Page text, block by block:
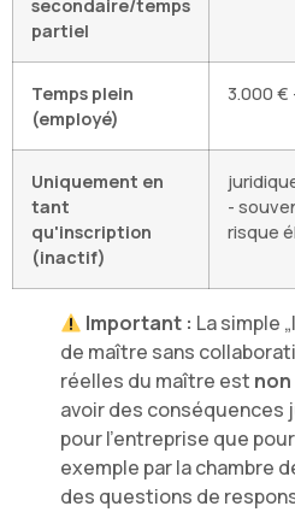
secondaire/temps
partiel
Temps plein
(employé)
3.000 €
Uniquement en
tant
qu'inscription
(inactif)
-
risque
Important : La simple
de maître sans
réelles du maître est
avoir des conséquences
pour l'entreprise que
exemple par la chambre
des questions de